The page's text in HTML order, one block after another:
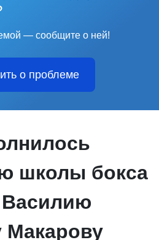
— сообщите о ней!
о проблеме
школы бокса
Макарову